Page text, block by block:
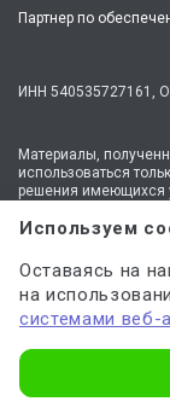
Партнер по
ИНН 540535727161,
Материалы,
использоваться
решения имеющихся
* №1 на рынке
Москвы,полный
вся Россия.
Мыиспользуем
для персонализации
сайтом. Если вы не
Используем
Оставаясь на
на
системами веб-